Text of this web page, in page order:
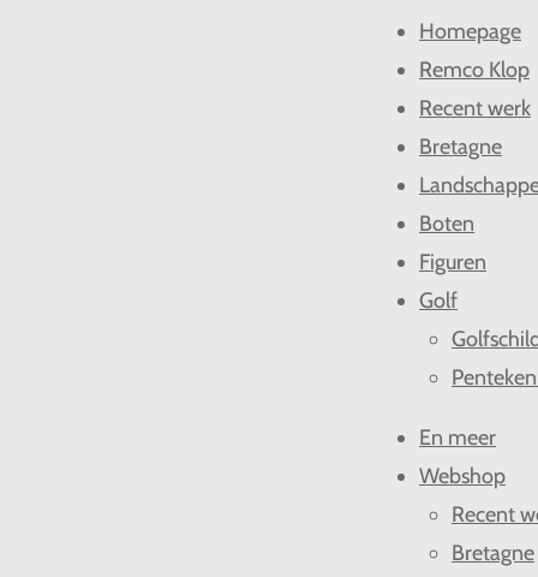
l
r
e
Homepage
Remco Klop
Recent werk
Bretagne
Boten
Figuren
Golf
En meer
Webshop
Recent
Bretagne